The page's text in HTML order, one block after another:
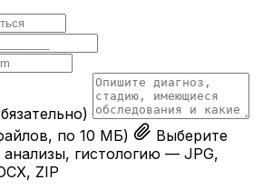
по 10 МБ)
Выберите
гистологию — JPG,
ZIP